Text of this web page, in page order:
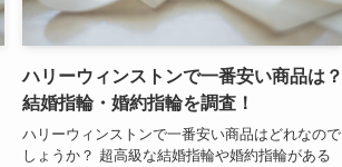
ハリーウィンストンで一番安い商品は？
結婚指輪・婚約指輪を調査！
ハリーウィンストンで一番安い商品はどれなので
しょうか？ 超高級な結婚指輪や婚約指輪がある